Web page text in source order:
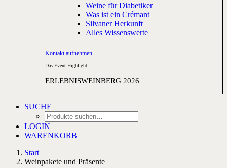
Weine für Diabetiker
Was ist ein Crémant
Silvaner Herkunft
Alles Wissenswerte
Kontakt aufnehmen
Das Event Highlight
ERLEBNISWEINBERG 2026
SUCHE
LOGIN
WARENKORB
Start
Weinpakete und Präsente